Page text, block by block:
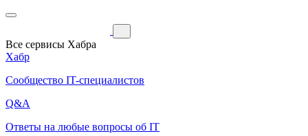
Все сервисы Хабра
Хабр
Сообщество IT-специалистов
Q&A
Ответы на любые вопросы об IT